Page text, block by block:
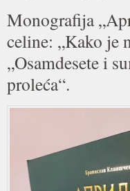
Monografija
celine: „Kako je
„Osamdesete i
proleća“.